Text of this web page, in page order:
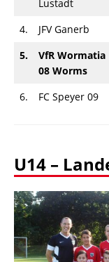
Lustadt
4.
JFV Ganerb
5.
VfR Wormatia
08 Worms
6. FC Speyer 09
U14 –